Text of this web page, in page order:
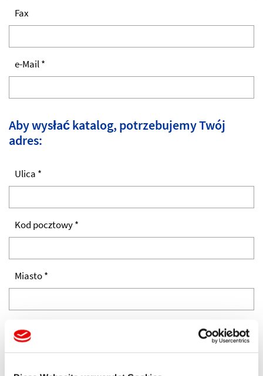
Fax
e-Mail *
Aby wysłać katalog, potrzebujemy Twój
adres:
Ulica *
Kod pocztowy *
Miasto *
Państwo